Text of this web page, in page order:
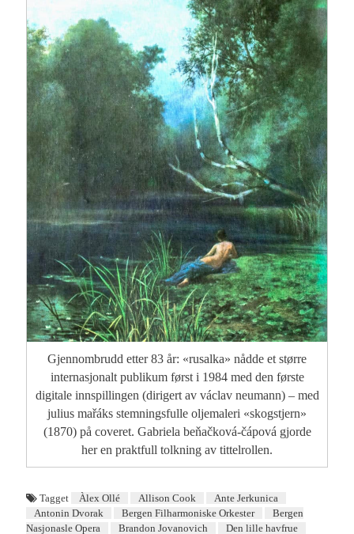
Gjennombrudd etter 83 år: «rusalka» nådde et større
internasjonalt publikum først i 1984 med den første
digitale innspillingen (dirigert av václav neumann) – med
julius mařáks stemningsfulle oljemaleri «skogstjern»
(1870) på coveret. Gabriela beňačková-čápová gjorde
her en praktfull tolkning av tittelrollen.
Tagget Àlex Ollé Allison Cook
Ante Jerkunica
Antonin Dvorak
Bergen Filharmoniske Orkester
Bergen
Nasjonasle Opera
Brandon Jovanovich
Den lille havfrue